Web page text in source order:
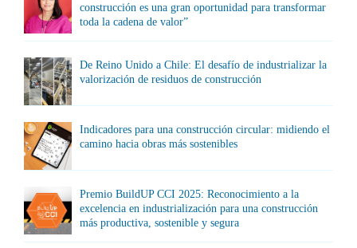
construcción es una gran oportunidad para transformar
toda la cadena de valor”
De Reino Unido a Chile: El desafío de industrializar la
valorización de residuos de construcción
Indicadores para una construcción circular: midiendo el
camino hacia obras más sostenibles
Premio BuildUP CCI 2025: Reconocimiento a la
excelencia en industrialización para una construcción
más productiva, sostenible y segura